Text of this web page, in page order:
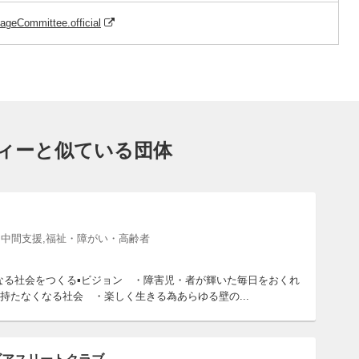
ーと似ている団体
間支援,福祉・障がい・高齢者
社会をつくる▪ビジョン ・障害児・者が輝いた毎日をおくれ
たなくなる社会 ・楽しく生きる為あらゆる壁の...